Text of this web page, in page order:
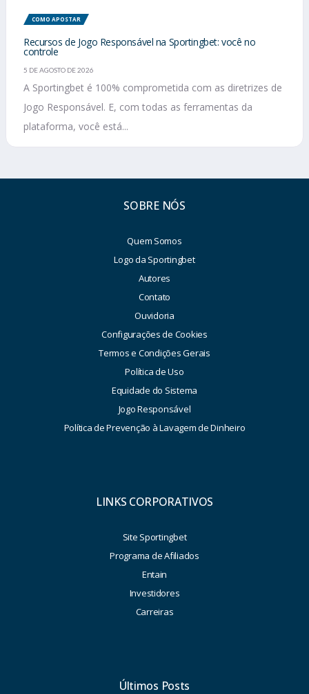
COMO APOSTAR
Recursos de Jogo Responsável na Sportingbet: você no
controle
5 DE AGOSTO DE 2026
A Sportingbet é 100% comprometida com as diretrizes de
Jogo Responsável. E, com todas as ferramentas da
plataforma, você está...
SOBRE NÓS
Quem Somos
Logo da Sportingbet
Autores
Contato
Ouvidoria
Configurações de Cookies
Termos e Condições Gerais
Política de Uso
Equidade do Sistema
Jogo Responsável
Política de Prevenção à Lavagem de Dinheiro
LINKS CORPORATIVOS
Site Sportingbet
Programa de Afiliados
Entain
Investidores
Carreiras
Últimos Posts